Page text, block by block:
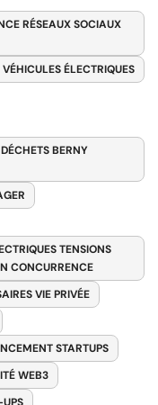
RÉSEAUX SOCIAUX
ÉLECTRIQUES
BERNY
TENSIONS
CONCURRENCE
VIE PRIVÉE
STARTUPS
WEB3